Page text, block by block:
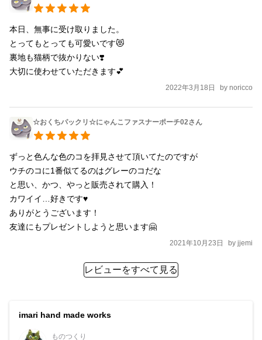
本日、無事に受け取りました。
とってもとっても可愛いです😻
裏地も猫柄で抜かりない❣️
大切に使わせていただきます💕
2022年3月18日 by noricco
☆おくちパックリ☆にゃんこファスナーポーチ02さん
ずっと色んな色のコを拝見させて頂いてたのですが
ウチのコに1番似てるのはグレーのコだな
と思い、かつ、やっと販売されて購入！
カワイイ…好きです♥
ありがとうございます！
友達にもプレゼントしようと思います🤗
2021年10月23日 by jjemi
レビューをすべて見る
imari hand made works
ものつくり